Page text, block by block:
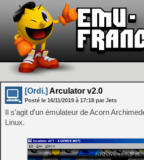
[Ordi.] Arculator v2.0
Posté le 16/11/2019 à 17:18 par Jets
Il s’agit d’un émulateur de Acorn
Linux.